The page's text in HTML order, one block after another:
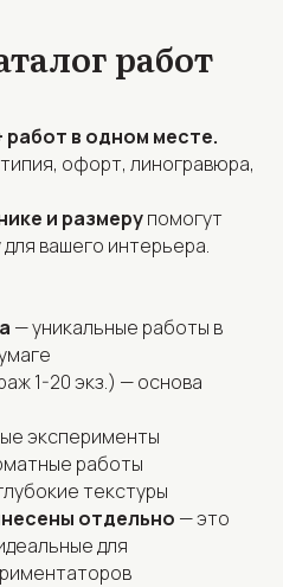
работ
в одном месте.
офорт, линогравюра,
и размерупомогут
вашего интерьера.
— уникальные работы в
1-20 экз.) — основа
эксперименты
работы
текстуры
отдельно — это
для